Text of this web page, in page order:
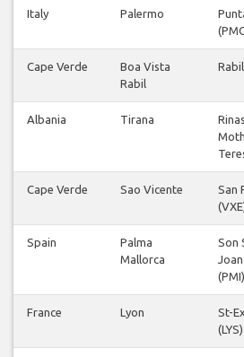
Italy Palermo
Cape Verde
Boa Vista
Rabil
Albania Tirana
Rinas
Cape Verde Sao Vicente
San
Spain
Palma
Mallorca
Son
(PMI)
France Lyon
St-
(LYS)